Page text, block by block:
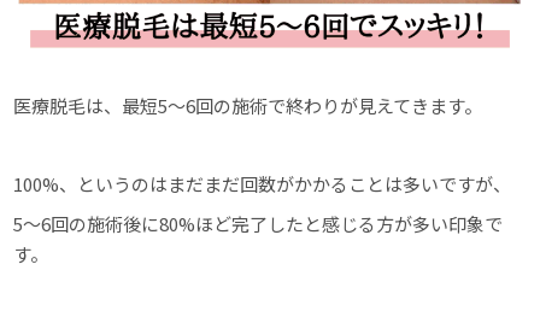
医療脱毛は、最短5〜6回の施術で終わりが見えてきます。
100%、というのはまだまだ回数がかかることは多いですが、
5〜6回の施術後に80%ほど完了したと感じる方が多い印象で
す。